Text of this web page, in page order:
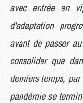
avec entrée en
d'adaptation
avant de passer
consolider que
derniers temps,
pandémie se